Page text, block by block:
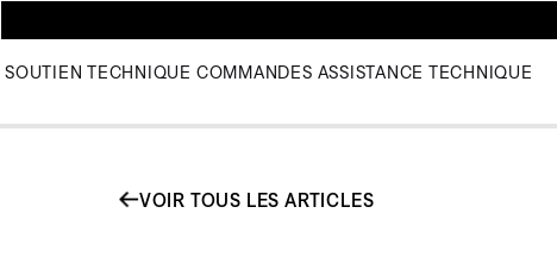
SOUTIEN TECHNIQUE COMMANDES ASSISTANCE TECHNIQUE
VOIR TOUS LES ARTICLES